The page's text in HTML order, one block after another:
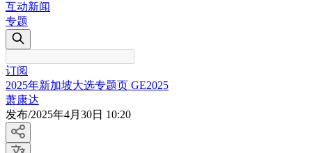
互动新闻
专题
订阅
2025年新加坡大选专题页 GE2025
萧康达
发布/2025年4月30日 10:20